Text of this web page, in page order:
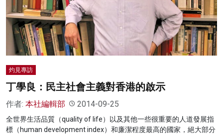
灼見專訪
丁學良：民主社會主義對香港的啟示
作者: 本社編輯部 2014-09-25
全世界生活品質（quality of life）以及其他一些很重要的人道發展指
標（human development index）和廉潔程度最高的國家，絕大部分